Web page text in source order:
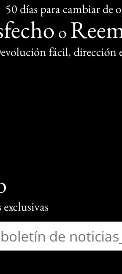
50 días para cambiar de
o
fácil, dirección